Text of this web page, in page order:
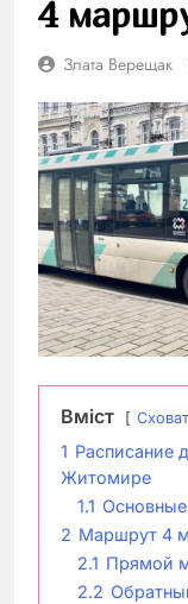
4
Злата Верещак
Вміст
1 Расписание
Житомире
1.1
2 Маршрут 4
2.1 Прямой
2.2